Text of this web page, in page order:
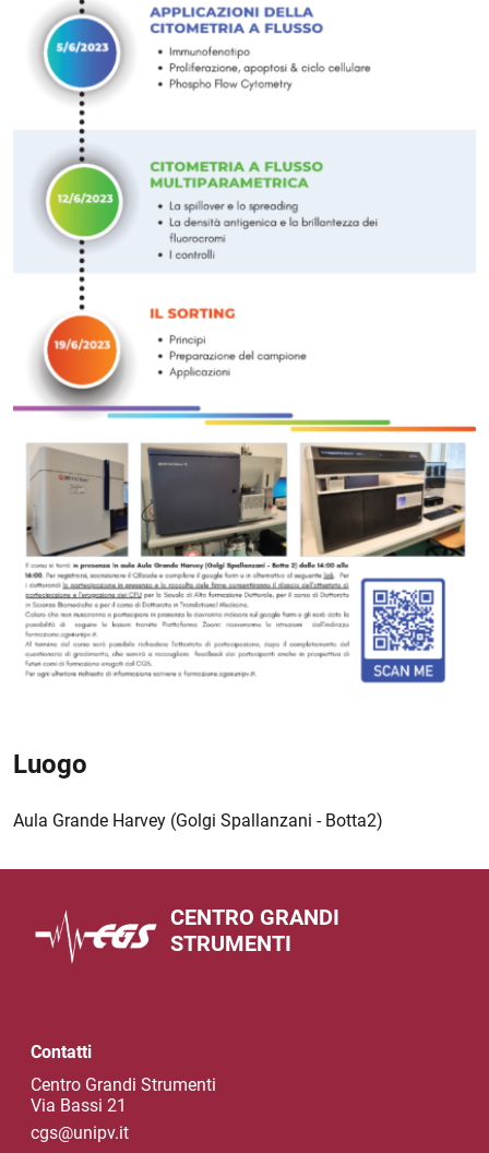
Luogo
Aula Grande Harvey (Golgi Spallanzani - Botta2)
CENTRO GRANDI
STRUMENTI
Contatti
Centro Grandi Strumenti
Via Bassi 21
cgs@unipv.it